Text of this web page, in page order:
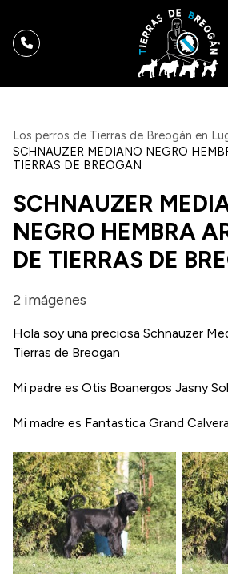
Los perros de Tierras de Breogán en
SCHNAUZER MEDIANO NEGRO
TIERRAS DE BREOGAN
SCHNAUZER
NEGRO HEMBRA
DE TIERRAS DE
2 imágenes
Hola soy una preciosa Schnauzer
Tierras de Breogan
Mi padre es Otis Boanergos Jasny
Mi madre es Fantastica Grand Calvera